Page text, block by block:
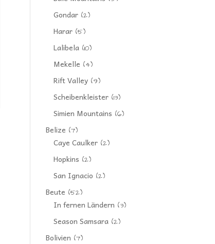
Gondar (2)
Harar (5)
Lalibela (10)
Mekelle (4)
Rift Valley (9)
Scheibenkleister (13)
Simien Mountains (6)
Belize (7)
Caye Caulker (2)
Hopkins (2)
San Ignacio (2)
Beute (52)
In fernen Ländern (3)
Season Samsara (2)
Bolivien (7)